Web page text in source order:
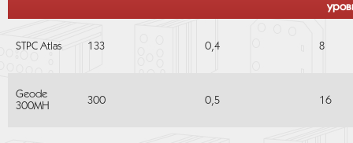
STPC Atlas 133 0,4 8
Geode
300MH
300 0,5 16